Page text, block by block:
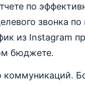
по
звонка
из Instagram
бюджете.
коммуникаций.